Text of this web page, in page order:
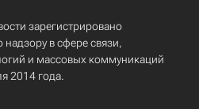
зарегистрировано
в сфере связи,
и массовых коммуникаций
2014 года.